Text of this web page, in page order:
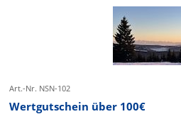
Art.-Nr. NSN-102
Wertgutschein über 100€